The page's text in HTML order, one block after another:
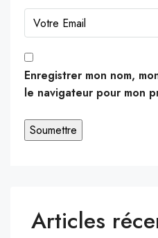
Enregistrer mon nom,
le navigateur pour mon
Articles